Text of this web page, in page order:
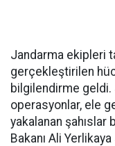
Jandarma ekipleri
gerçekleştirilen
bilgilendirme geldi.
operasyonlar, ele
yakalanan
Bakanı Ali